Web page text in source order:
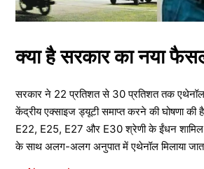
क्या है सरकार का नया
सरकार ने 22 प्रतिशत से 30 प्रतिशत तक एथेनॉल
केंद्रीय एक्साइज ड्यूटी समाप्त करने की घोषणा
E22, E25, E27 और E30 श्रेणी के ईंधन शामिल
के साथ अलग-अलग अनुपात में एथेनॉल मिलाया